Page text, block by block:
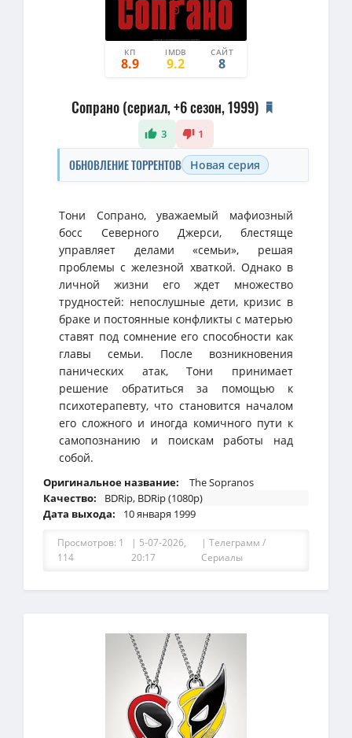
КП
8.9
IMDB
9.2
САЙТ
8
Сопрано (сериал, +6 сезон, 1999)
3 1
ОБНОВЛЕНИЕ ТОРРЕНТОВ Новая серия
Тони Сопрано, уважаемый мафиозный
босс Северного Джерси, блестяще
управляет делами «семьи», решая
проблемы с железной хваткой. Однако в
личной жизни его ждет множество
трудностей: непослушные дети, кризис в
браке и постоянные конфликты с матерью
ставят под сомнение его способности как
главы семьи. После возникновения
панических атак, Тони принимает
решение обратиться за помощью к
психотерапевту, что становится началом
его сложного и иногда комичного пути к
самопознанию и поискам работы над
собой.
Оригинальное название:
The Sopranos
Качество:
BDRip, BDRip (1080р)
Дата выхода:
10 января 1999
Просмотров: 1
114
| 5-07-2026,
20:17
|Телеграмм /
Сериалы